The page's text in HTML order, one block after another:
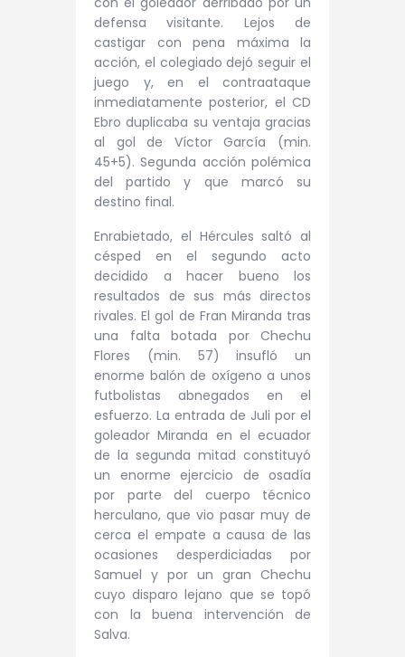
defensa visitante. Lejos de
castigar con pena máxima la
acción, el colegiado dejó seguir el
juego y, en el contraataque
inmediatamente posterior, el CD
Ebro duplicaba su ventaja gracias
al gol de Víctor García (min.
45+5). Segunda acción polémica
del partido y que marcó su
destino final.
Enrabietado, el Hércules saltó al
césped en el segundo acto
decidido a hacer bueno los
resultados de sus más directos
rivales. El gol de Fran Miranda tras
una falta botada por Chechu
Flores (min. 57) insufló un
enorme balón de oxígeno a unos
futbolistas abnegados en el
esfuerzo. La entrada de Juli por el
goleador Miranda en el ecuador
de la segunda mitad constituyó
un enorme ejercicio de osadía
por parte del cuerpo técnico
herculano, que vio pasar muy de
cerca el empate a causa de las
ocasiones desperdiciadas por
Samuel y por un gran Chechu
cuyo disparo lejano que se topó
con la buena intervención de
Salva.